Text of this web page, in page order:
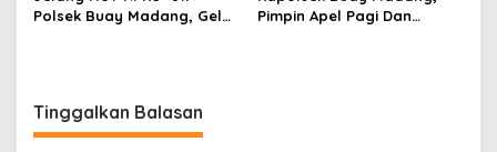
Polsek Buay Madang, Gelar
Pimpin Apel Pagi Dan
Tinggalkan Balasan